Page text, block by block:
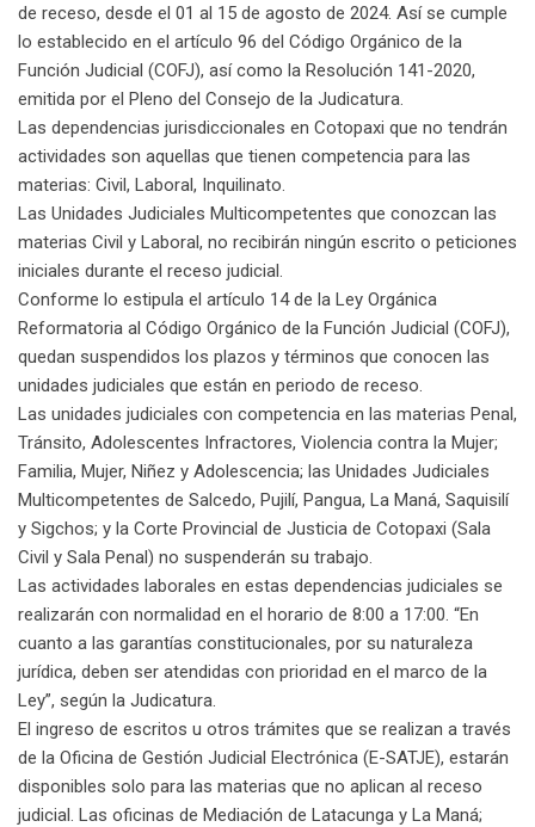
de receso, desde el 01 al 15 de agosto de 2024. Así se cumple
lo establecido en el artículo 96 del Código Orgánico de la
Función Judicial (COFJ), así como la Resolución 141-2020,
emitida por el Pleno del Consejo de la Judicatura.
Las dependencias jurisdiccionales en Cotopaxi que no tendrán
actividades son aquellas que tienen competencia para las
materias: Civil, Laboral, Inquilinato.
Las Unidades Judiciales Multicompetentes que conozcan las
materias Civil y Laboral, no recibirán ningún escrito o peticiones
iniciales durante el receso judicial.
Conforme lo estipula el artículo 14 de la Ley Orgánica
Reformatoria al Código Orgánico de la Función Judicial (COFJ),
quedan suspendidos los plazos y términos que conocen las
unidades judiciales que están en periodo de receso.
Las unidades judiciales con competencia en las materias Penal,
Tránsito, Adolescentes Infractores, Violencia contra la Mujer;
Familia, Mujer, Niñez y Adolescencia; las Unidades Judiciales
Multicompetentes de Salcedo, Pujilí, Pangua, La Maná, Saquisilí
y Sigchos; y la Corte Provincial de Justicia de Cotopaxi (Sala
Civil y Sala Penal) no suspenderán su trabajo.
Las actividades laborales en estas dependencias judiciales se
realizarán con normalidad en el horario de 8:00 a 17:00. “En
cuanto a las garantías constitucionales, por su naturaleza
jurídica, deben ser atendidas con prioridad en el marco de la
Ley”, según la Judicatura.
El ingreso de escritos u otros trámites que se realizan a través
de la Oficina de Gestión Judicial Electrónica (E-SATJE), estarán
disponibles solo para las materias que no aplican al receso
judicial. Las oficinas de Mediación de Latacunga y La Maná;